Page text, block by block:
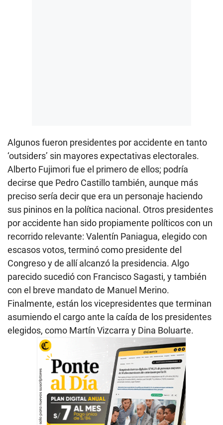
Algunos fueron presidentes por accidente en tanto
‘outsiders’ sin mayores expectativas electorales.
Alberto Fujimori fue el primero de ellos; podría
decirse que Pedro Castillo también, aunque más
preciso sería decir que era un personaje haciendo
sus pininos en la política nacional. Otros presidentes
por accidente han sido propiamente políticos con un
recorrido relevante: Valentín Paniagua, elegido con
escasos votos, terminó como presidente del
Congreso y de allí alcanzó la presidencia. Algo
parecido sucedió con Francisco Sagasti, y también
con el breve mandato de Manuel Merino.
Finalmente, están los vicepresidentes que terminan
asumiendo el cargo ante la caída de los presidentes
elegidos, como Martín Vizcarra y Dina Boluarte.